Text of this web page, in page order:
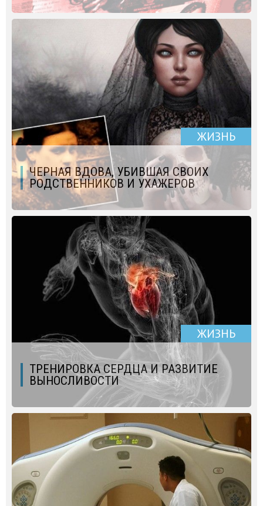
ЖИЗНЬ
ЧЕРНАЯ ВДОВА, УБИВШАЯ СВОИХ
РОДСТВЕННИКОВ И УХАЖЕРОВ
ЖИЗНЬ
ТРЕНИРОВКА СЕРДЦА И РАЗВИТИЕ
ВЫНОСЛИВОСТИ